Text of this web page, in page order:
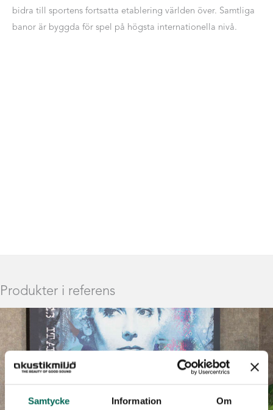
Samtycke Information Om
bidra till sportens fortsatta etablering världen över. Samtliga
banor är byggda för spel på högsta internationella nivå.
Produkter i referens